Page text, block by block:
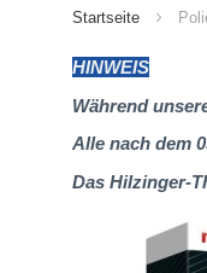
Startseite
HINWEIS
Während
Alle nach dem
Das Hilzinger-